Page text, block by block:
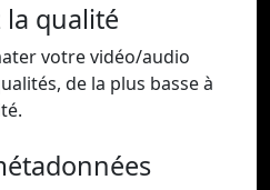
la qualité
votre vidéo/audio
de la plus basse à